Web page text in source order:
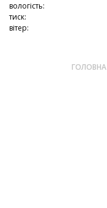
вологість:
тиск:
вітер:
ГОЛОВНА